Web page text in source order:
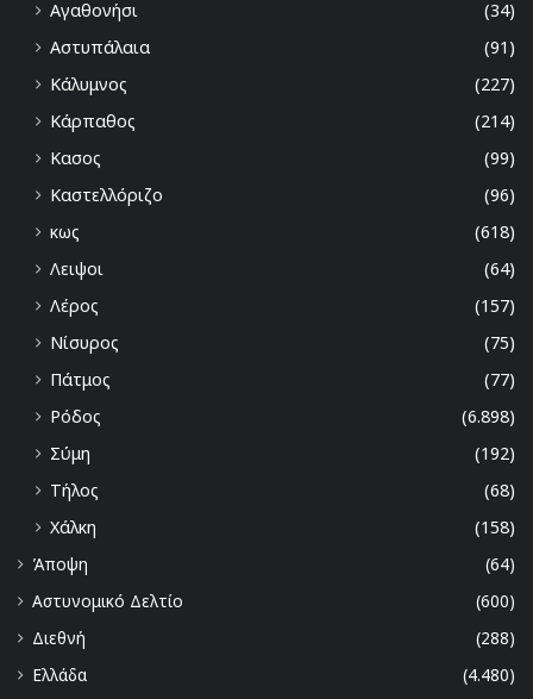
Αγαθονήσι
(34)
Αστυπάλαια
(91)
Κάλυμνος
(227)
Κάρπαθος
(214)
Κασος
(99)
Καστελλόριζο
(96)
κως
(618)
Λειψοι
(64)
Λέρος
(157)
Νίσυρος
(75)
Πάτμος
(77)
Ρόδος
(6.898)
Σύμη
(192)
Τήλος
(68)
Χάλκη
(158)
Άποψη
(64)
Αστυνομικό Δελτίο
(600)
Διεθνή
(288)
Ελλάδα
(4.480)